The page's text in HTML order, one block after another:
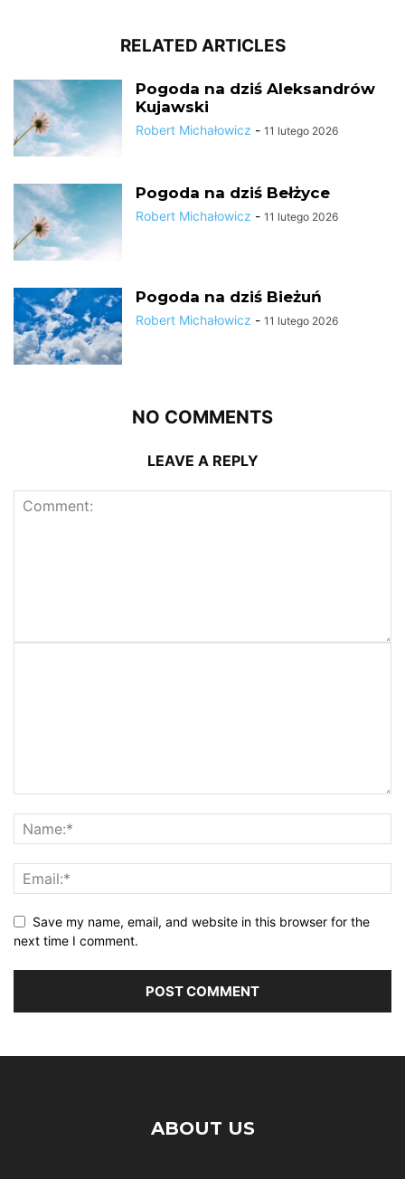
RELATED ARTICLES
Pogoda na dziś Aleksandrów
Kujawski
Robert Michałowicz - 11 lutego 2026
Pogoda na dziś Bełżyce
Robert Michałowicz - 11 lutego 2026
Pogoda na dziś Bieżuń
Robert Michałowicz - 11 lutego 2026
NO COMMENTS
LEAVE A REPLY
Save my name, email, and website in this browser for the
next time I comment.
ABOUT US